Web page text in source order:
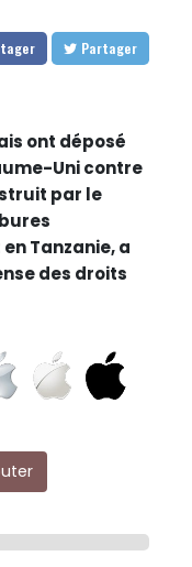
Partager
ont déposé
Uni contre
par le
Tanzanie, a
des droits